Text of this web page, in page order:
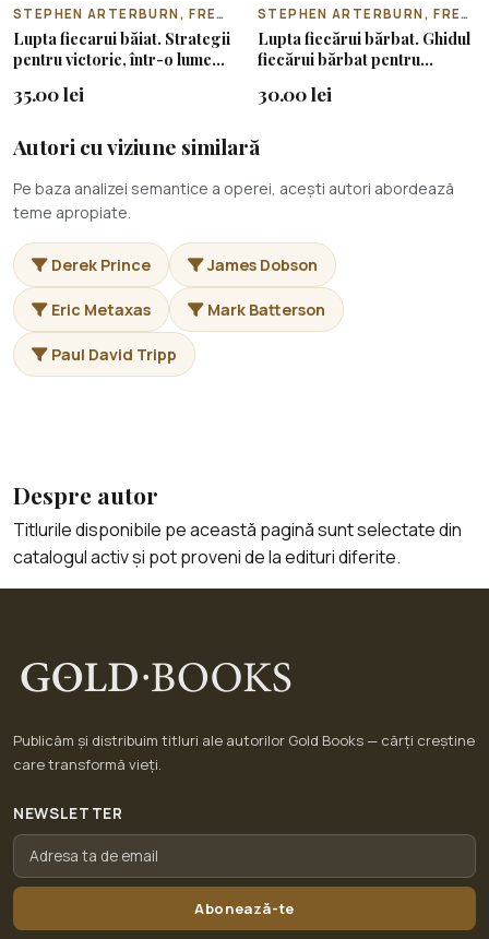
STEPHEN ARTERBURN, FRED STOEKER & MIKE YORKEY
Lupta fiecarui băiat. Strategii
pentru victorie, într-o lume
35.00 lei
STEPHEN ARTERBURN, FRED STOEKER & MIKE YORKEY
Lupta fiecărui bărbat. Ghidul
fiecărui bărbat pentru
ispitelor sexuale
30.00 lei
Autori cu viziune similară
Pe baza analizei semantice a operei, acești autori abordează
teme apropiate.
Derek Prince James Dobson
Eric Metaxas Mark Batterson
Paul David Tripp
Despre autor
Titlurile disponibile pe această pagină sunt selectate din
catalogul activ și pot proveni de la edituri diferite.
Publicăm și distribuim titluri ale autorilor Gold Books — cărți creștine
care transformă vieți.
NEWSLETTER
Abonează-te